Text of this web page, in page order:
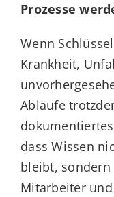
Prozesse
Wenn
Krankheit,
Abläufe
dass Wissen
bleibt,
Mitarbeiter